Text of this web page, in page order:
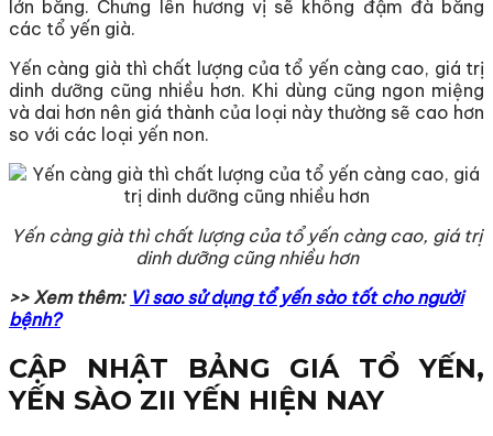
lớn bằng. Chưng lên hương vị sẽ không đậm đà bằng
các tổ yến già.
Yến càng già thì chất lượng của tổ yến càng cao, giá trị
dinh dưỡng cũng nhiều hơn. Khi dùng cũng ngon miệng
và dai hơn nên giá thành của loại này thường sẽ cao hơn
so với các loại yến non.
Yến càng già thì chất lượng của tổ yến càng cao, giá trị
dinh dưỡng cũng nhiều hơn
>> Xem thêm: Vì sao sử dụng tổ yến sào tốt cho người
bệnh?
CẬP NHẬT BẢNG GIÁ TỔ YẾN,
YẾN SÀO ZII YẾN HIỆN NAY